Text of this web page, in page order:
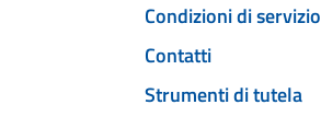
Condizioni di servizio
Contatti
Strumenti di tutela